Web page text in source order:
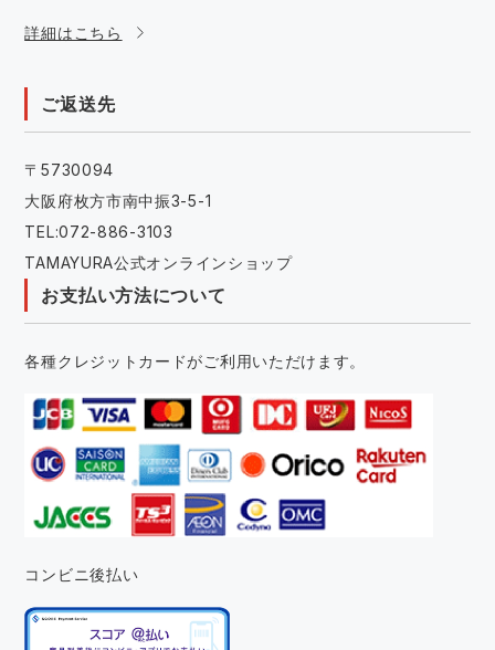
詳細はこちら
ご返送先
〒5730094
大阪府枚方市南中振3-5-1
TEL:072-886-3103
TAMAYURA公式オンラインショップ
お支払い方法について
各種クレジットカードがご利用いただけます。
コンビニ後払い